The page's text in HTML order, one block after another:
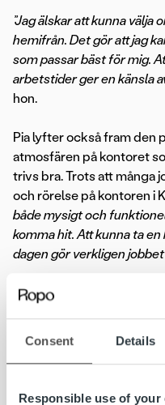
Consent Details
Responsible use of your
”Jag älskar att kunna
hemifrån. Det gör att jag
som passar bäst för mig.
arbetstider ger en känsla
hon.
Pia lyfter också fram den
atmosfären på kontoret
trivs bra. Trots att många
och rörelse på kontoren i
både mysigt och
komma hit. Att kunna ta
dagen gör verkligen jobbet
En varierad
utmaningar
På Ropo är ingen dag